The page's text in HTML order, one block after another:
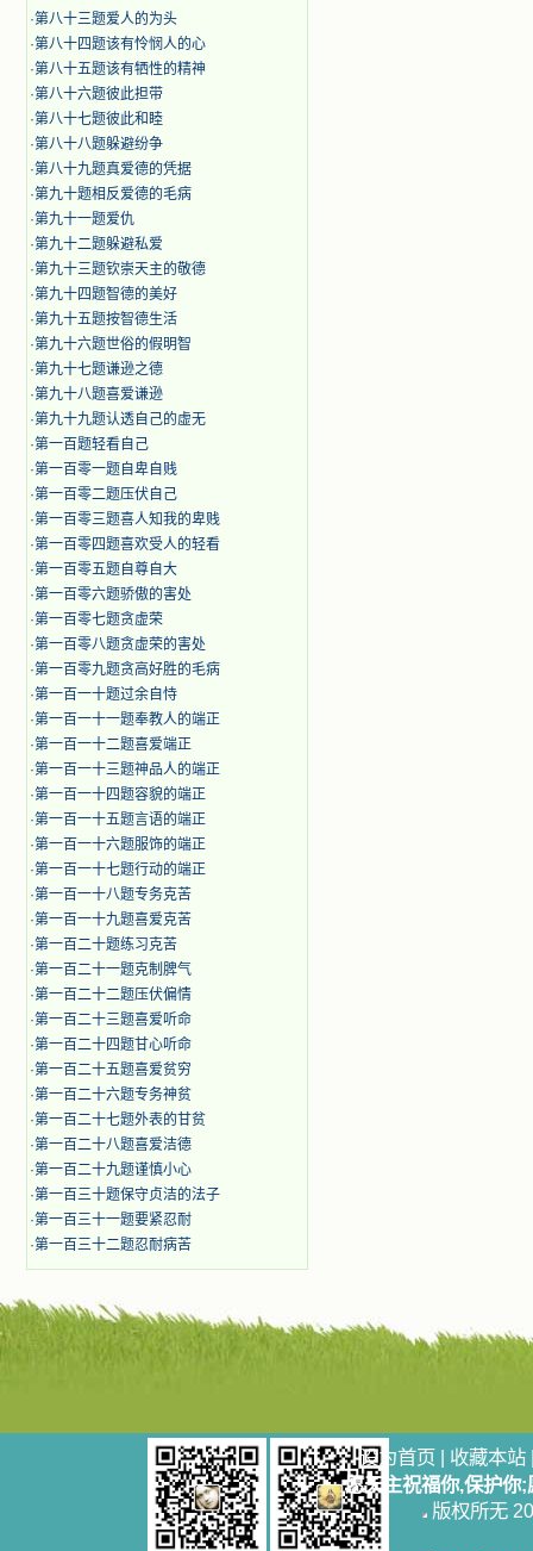
·第八十三题爱人的为头
·第八十四题该有怜悯人的心
·第八十五题该有牺性的精神
·第八十六题彼此担带
·第八十七题彼此和睦
·第八十八题躲避纷争
·第八十九题真爱德的凭据
·第九十题相反爱德的毛病
·第九十一题爱仇
·第九十二题躲避私爱
·第九十三题钦崇天主的敬德
·第九十四题智德的美好
·第九十五题按智德生活
·第九十六题世俗的假明智
·第九十七题谦逊之德
·第九十八题喜爱谦逊
·第九十九题认透自己的虚无
·第一百题轻看自己
·第一百零一题自卑自贱
·第一百零二题压伏自己
·第一百零三题喜人知我的卑贱
·第一百零四题喜欢受人的轻看
·第一百零五题自尊自大
·第一百零六题骄傲的害处
·第一百零七题贪虚荣
·第一百零八题贪虚荣的害处
·第一百零九题贪高好胜的毛病
·第一百一十题过余自恃
·第一百一十一题奉教人的端正
·第一百一十二题喜爱端正
·第一百一十三题神品人的端正
·第一百一十四题容貌的端正
·第一百一十五题言语的端正
·第一百一十六题服饰的端正
·第一百一十七题行动的端正
·第一百一十八题专务克苦
·第一百一十九题喜爱克苦
·第一百二十题练习克苦
·第一百二十一题克制脾气
·第一百二十二题压伏偏情
·第一百二十三题喜爱听命
·第一百二十四题甘心听命
·第一百二十五题喜爱贫穷
·第一百二十六题专务神贫
·第一百二十七题外表的甘贫
·第一百二十八题喜爱洁德
·第一百二十九题谨慎小心
·第一百三十题保守贞洁的法子
·第一百三十一题要紧忍耐
·第一百三十二题忍耐病苦
设为首页 | 收藏本站
愿天主祝福你,保护你
版权所无